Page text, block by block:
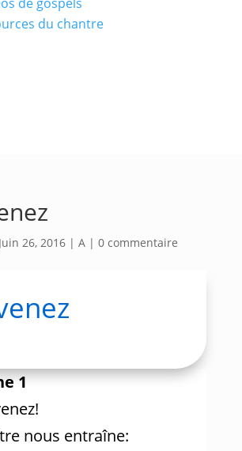
du chantre
Juin 26, 2016| A| 0 commentaire
1
nous entraîne: